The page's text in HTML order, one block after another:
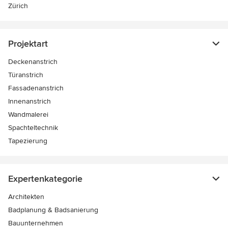
Zürich
Projektart
Deckenanstrich
Türanstrich
Fassadenanstrich
Innenanstrich
Wandmalerei
Spachteltechnik
Tapezierung
Expertenkategorie
Architekten
Badplanung & Badsanierung
Bauunternehmen